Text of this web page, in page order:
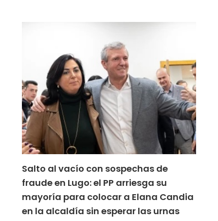
Salto al vacío con sospechas de
fraude en Lugo: el PP arriesga su
mayoría para colocar a Elana Candia
en la alcaldía sin esperar las urnas